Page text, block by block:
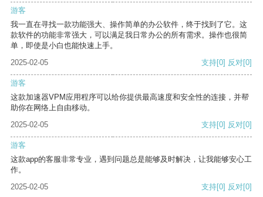
游客
我一直在寻找一款功能强大、操作简单的办公软件，终于找到了它。这
款软件的功能非常强大，可以满足我日常办公的所有需求。操作也很简
单，即使是小白也能快速上手。
2025-02-05
支持[0] 反对[0]
游客
这款加速器VPM应用程序可以给你提供最高速度和安全性的连接，并帮
助你在网络上自由移动。
2025-02-05
支持[0] 反对[0]
游客
这款app的客服非常专业，遇到问题总是能够及时解决，让我能够安心工
作。
2025-02-05
支持[0] 反对[0]